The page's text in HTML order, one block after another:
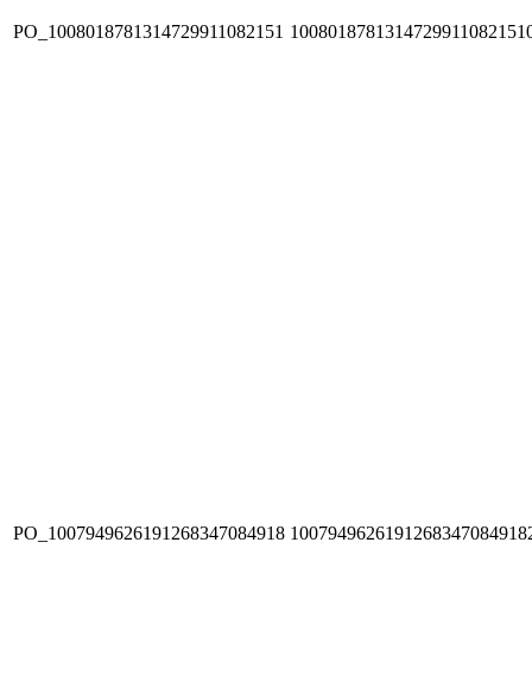
PO_1008018781314729911082151
PO_1007949626191268347084918